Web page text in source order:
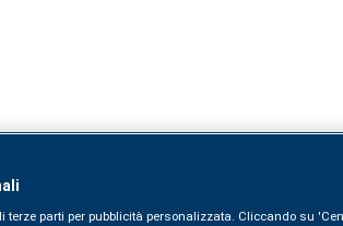
terze parti per pubblicità personalizzata. Cliccando su